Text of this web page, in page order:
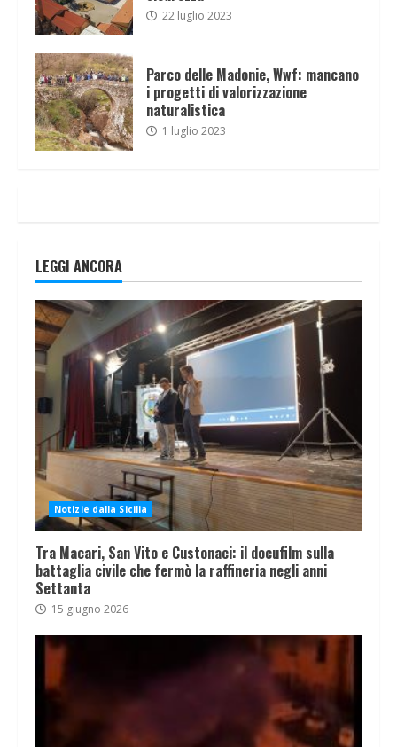
22 luglio 2023
Parco delle Madonie, Wwf: mancano
i progetti di valorizzazione
naturalistica
1 luglio 2023
LEGGI ANCORA
Notizie dalla Sicilia
Tra Macari, San Vito e Custonaci: il docufilm sulla
battaglia civile che fermò la raffineria negli anni
Settanta
15 giugno 2026